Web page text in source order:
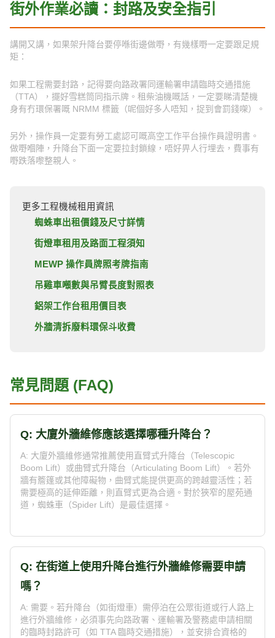
街外作業必讀：封路及安全指引
講開又講，如果架升降台要停喺街邊做嘢，有幾樣嘢一定要跟足規
矩：
如果工程需要封路，記得要向路政署同運輸署申請臨時交通措施
（TTA），擺好雪糕筒同指示牌。租柴油機嘅話，一定要睇清楚機
身有冇環保署嘅 NRMM 標籤（呢個好多人唔知，捉到會罰錢㗎）。
另外，操作員一定要有勞工處認可嘅高空工作平台操作員證明書。
做嘢嗰陣，升降台下面一定要拉封鎖線，唔好畀人行埋去，費事有
嘢跌落嚟整親人。
更多工程機械租用資訊
蜘蛛車出租價錢及尺寸詳情
街燈車租用及路面工程須知
MEWP 操作員牌照考牌指南
吊雞車噸數與吊臂長度對照表
鋁架工作台租用價目表
外牆清拆廢料環保斗收費
常見問題 (FAQ)
Q: 大廈外牆維修應該選擇哪種升降台？
A: 大廈外牆維修通常推薦使用直臂式升降台（Telescopic
Boom Lift）或曲臂式升降台（Articulating Boom Lift）。若外
牆有簷篷或其他障礙物，曲臂式能提供更高的跨越靈活性；若
需要極高的延伸距離，則直臂式更為合適。對於狹窄的屋苑通
道，蜘蛛車（Spider Lift）是最佳選擇。
Q: 在街道上使用升降台進行外牆維修需要申請
嗎？
A: 需要。若升降台（如街燈車）需停泊在公眾街道或行人路上
進行外牆維修，必須事先向路政署、運輸署及警務處申請相關
的臨時封路許可（如 TTA 臨時交通措施），並安排合資格的